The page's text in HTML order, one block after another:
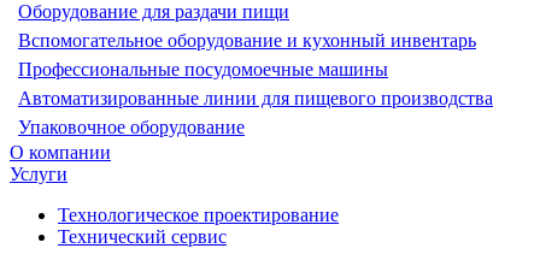
Оборудование для раздачи пищи
Вспомогательное оборудование и кухонный инвентарь
Профессиональные посудомоечные машины
Автоматизированные линии для пищевого производства
Упаковочное оборудование
О компании
Услуги
Технологическое проектирование
Технический сервис